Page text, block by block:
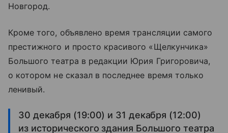
Новгород.
Кроме того, объявлено время трансляции самого
престижного и просто красивого «Щелкунчика»
Большого театра в редакции Юрия Григоровича,
о котором не сказал в последнее время только
ленивый.
30 декабря (19:00) и 31 декабря (12:00)
из исторического здания Большого театра